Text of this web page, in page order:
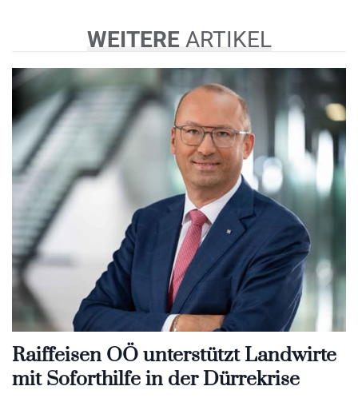
WEITEREARTIKEL
Raiffeisen OÖ unterstützt Landwirte
mit Soforthilfe in der Dürrekrise